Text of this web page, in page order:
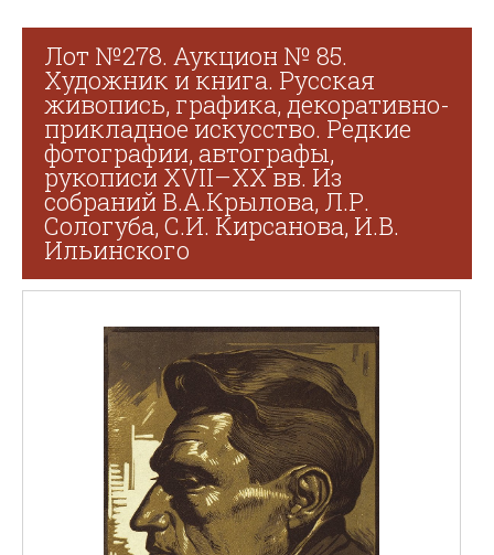
Лот №278. Аукцион № 85.
Художник и книга. Русская
живопись, графика, декоративно-
прикладное искусство. Редкие
фотографии, автографы,
рукописи XVII–XX вв. Из
собраний В.А.Крылова, Л.Р.
Сологуба, С.И. Кирсанова, И.В.
Ильинского